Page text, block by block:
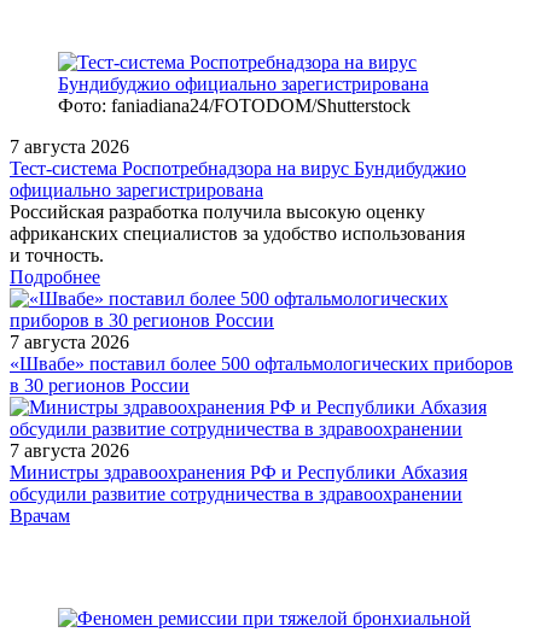
Фото: faniadiana24/FOTODOM/Shutterstock
7 августа 2026
Тест‑система Роспотребнадзора на вирус Бундибуджио
официально зарегистрирована
Российская разработка получила высокую оценку
африканских специалистов за удобство использования
и точность.
Подробнее
7 августа 2026
«Швабе» поставил более 500 офтальмологических приборов
в 30 регионов России
7 августа 2026
Министры здравоохранения РФ и Республики Абхазия
обсудили развитие сотрудничества в здравоохранении
/measures/Vebinar_Trio_ekspertov/
Врачам